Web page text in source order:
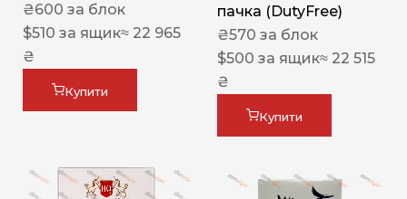
₴600 за блок
$510 за ящик≈ 22 965
₴
Купити
пачка (DutyFree)
₴570 за блок
$500 за ящик≈ 22 515
₴
Купити